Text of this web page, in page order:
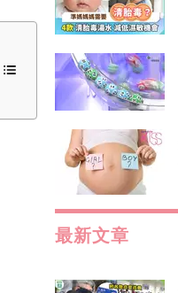
最新文章